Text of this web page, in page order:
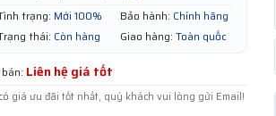
trạng: Mới 100% Bảo hành: Chính hãng
thái: Còn hàng Giao hàng: Toàn quốc
Liên hệ giá tốt
giá ưu đãi tốt nhất, quý khách vui lòng gửi Email!